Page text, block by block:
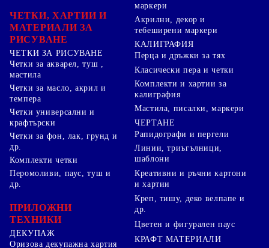
ЧЕТКИ, ХАРТИИ И
МАТЕРИАЛИ ЗА
РИСУВАНЕ
ЧЕТКИ ЗА РИСУВАНЕ
Четки за акварел, туш ,
мастила
Четки за масло, акрил и
темпера
Четки универсални и
крафтърски
Четки за фон, лак, грунд и
др.
Комплекти четки
маркери
Акрилни, декор и
тебеширени маркери
КАЛИГРАФИЯ
Перца и дръжки за тях
Класически пера и четки
Комплекти и хартии за
калиграфия
Мастила, писалки, маркери
ЧЕРТАНЕ
Рапидографи и пергели
Линии, триъгълници,
шаблони
Перомоливи, паус, туш и
др.
ПРИЛОЖНИ
ТЕХНИКИ
ДЕКУПАЖ
Оризова декупажна хартия
Креативни и ръчни картони
и хартии
Креп, тишу, деко велпапе и
др.
Цветен и фигурален паус
КРАФТ МАТЕРИАЛИ